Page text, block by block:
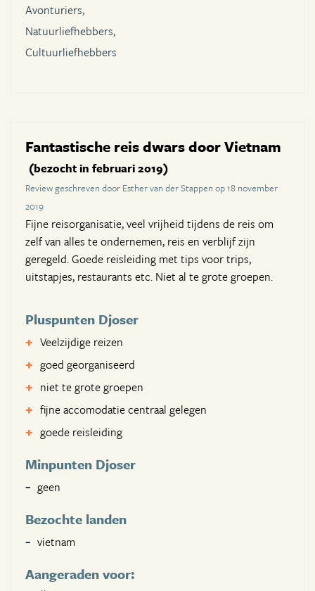
Avonturiers,
Natuurliefhebbers,
Cultuurliefhebbers
Fantastische reis dwars door Vietnam
(bezocht in februari 2019)
Review geschreven door Esther van der Stappen op 18 november
2019
Fijne reisorganisatie, veel vrijheid tijdens de reis om
zelf van alles te ondernemen, reis en verblijf zijn
geregeld. Goede reisleiding met tips voor trips,
uitstapjes, restaurants etc. Niet al te grote groepen.
Pluspunten Djoser
Veelzijdige reizen
goed georganiseerd
niet te grote groepen
fijne accomodatie centraal gelegen
goede reisleiding
Minpunten Djoser
geen
Bezochte landen
vietnam
Aangeraden voor: